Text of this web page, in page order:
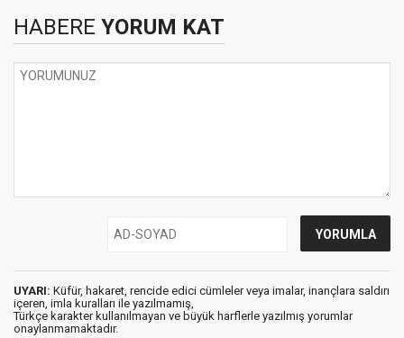
HABERE YORUM KAT
UYARI: Küfür, hakaret, rencide edici cümleler veya imalar, inançlara saldırı
içeren, imla kuralları ile yazılmamış,
Türkçe karakter kullanılmayan ve büyük harflerle yazılmış yorumlar
onaylanmamaktadır.